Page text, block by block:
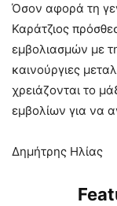
Όσον αφορά τη
Καράτζιος
εμβολιασμών με
καινούργιες
χρειάζονται το
εμβολίων για να
Δημήτρης Ηλίας